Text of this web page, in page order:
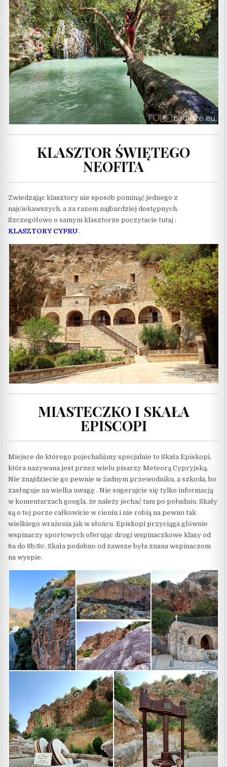
KLASZTOR ŚWIĘTEGO
NEOFITA
Zwiedzając klasztory nie sposób pominąć jednego z
najciekawszych, a za razem najbardziej dostępnych.
Szczegółowo o samym klasztorze poczytacie tutaj :
KLASZTORY CYPRU .
MIASTECZKO I SKAŁA
EPISCOPI
Miejsce do którego pojechaliśmy specjalnie to Skała Episkopi,
która nazywana jest przez wielu pisarzy Meteorą Cypryjską.
Nie znajdziecie go pewnie w żadnym przewodniku, a szkoda, bo
zasługuje na wielka uwagę . Nie sugerujcie się tylko informacją
w komentarzach googla, że należy jechać tam po południu. Skały
są o tej porze całkowicie w cieniu i nie robią na pewno tak
wielkiego wrażenia jak w słońcu. Episkopi przyciąga głównie
wspinaczy sportowych oferując drogi wspinaczkowe klasy od
6a do 8b/8c. Skała podobno od zawsze była znana wspinaczom
na wyspie.